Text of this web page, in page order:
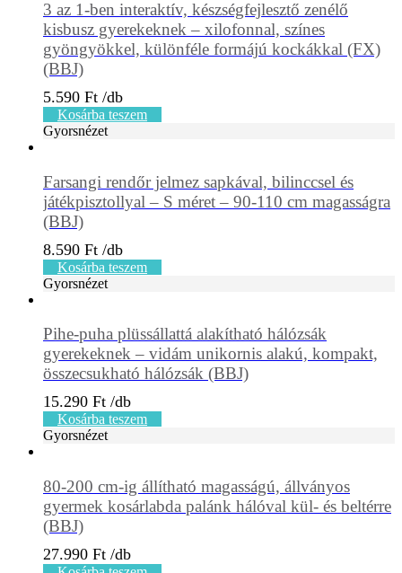
3 az 1-ben interaktív, készségfejlesztő zenélő
kisbusz gyerekeknek – xilofonnal, színes
gyöngyökkel, különféle formájú kockákkal (FX)
(BBJ)
5.590 Ft
Kosárba teszem
Gyorsnézet
Farsangi rendőr jelmez sapkával, bilinccsel és
játékpisztollyal – S méret – 90-110 cm magasságra
(BBJ)
8.590 Ft
Kosárba teszem
Gyorsnézet
Pihe-puha plüssállattá alakítható hálózsák
gyerekeknek – vidám unikornis alakú, kompakt,
összecsukható hálózsák (BBJ)
15.290 Ft
Kosárba teszem
Gyorsnézet
80-200 cm-ig állítható magasságú, állványos
gyermek kosárlabda palánk hálóval kül- és beltérre
(BBJ)
27.990 Ft